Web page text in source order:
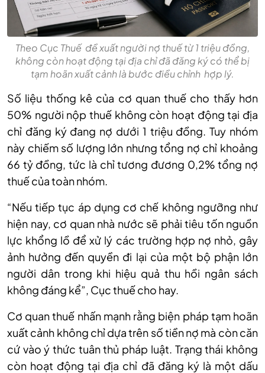
Theo Cục Thuế đề xuất người nợ thuế từ 1 triệu đồng,
không còn hoạt động tại địa chỉ đã đăng ký có thể bị
tạm hoãn xuất cảnh là bước điều chỉnh hợp lý.
Số liệu thống kê của cơ quan thuế cho thấy hơn
50% người nộp thuế không còn hoạt động tại địa
chỉ đăng ký đang nợ dưới 1 triệu đồng. Tuy nhóm
này chiếm số lượng lớn nhưng tổng nợ chỉ khoảng
66 tỷ đồng, tức là chỉ tương đương 0,2% tổng nợ
thuế của toàn nhóm.
“Nếu tiếp tục áp dụng cơ chế không ngưỡng như
hiện nay, cơ quan nhà nước sẽ phải tiêu tốn nguồn
lực khổng lồ để xử lý các trường hợp nợ nhỏ, gây
ảnh hưởng đến quyền đi lại của một bộ phận lớn
người dân trong khi hiệu quả thu hồi ngân sách
không đáng kể”, Cục thuế cho hay.
Cơ quan thuế nhấn mạnh rằng biện pháp tạm hoãn
xuất cảnh không chỉ dựa trên số tiền nợ mà còn căn
cứ vào ý thức tuân thủ pháp luật. Trạng thái không
còn hoạt động tại địa chỉ đã đăng ký là một dấu